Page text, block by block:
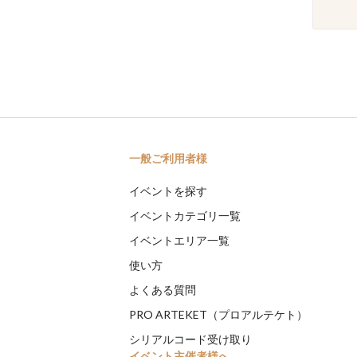
一般ご利用者様
イベントを探す
イベントカテゴリ一覧
イベントエリア一覧
使い方
よくある質問
PRO ARTEKET（プロアルテケト）
シリアルコード受け取り